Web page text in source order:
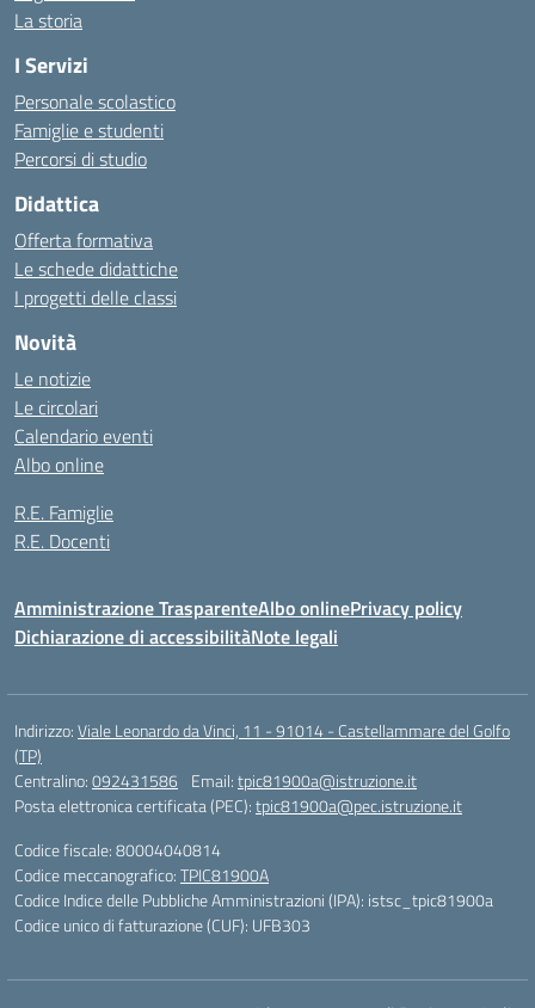
La storia
I Servizi
Personale scolastico
Famiglie e studenti
Percorsi di studio
Didattica
Offerta formativa
Le schede didattiche
I progetti delle classi
Novità
Le notizie
Le circolari
Calendario eventi
Albo online
R.E. Famiglie
R.E. Docenti
Amministrazione TrasparenteAlbo onlinePrivacy policy
Dichiarazione di accessibilitàNote legali
Indirizzo:Viale Leonardo da Vinci, 11 - 91014 - Castellammare del Golfo
(TP)
Centralino:092431586 Email:tpic81900a@istruzione.it
Posta elettronica certificata (PEC):tpic81900a@pec.istruzione.it
Codice fiscale: 80004040814
Codice meccanografico:TPIC81900A
Codice Indice delle Pubbliche Amministrazioni (IPA): istsc_tpic81900a
Codice unico di fatturazione (CUF): UFB303